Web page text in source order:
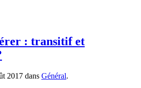
: transitif et
2017 dans Général.